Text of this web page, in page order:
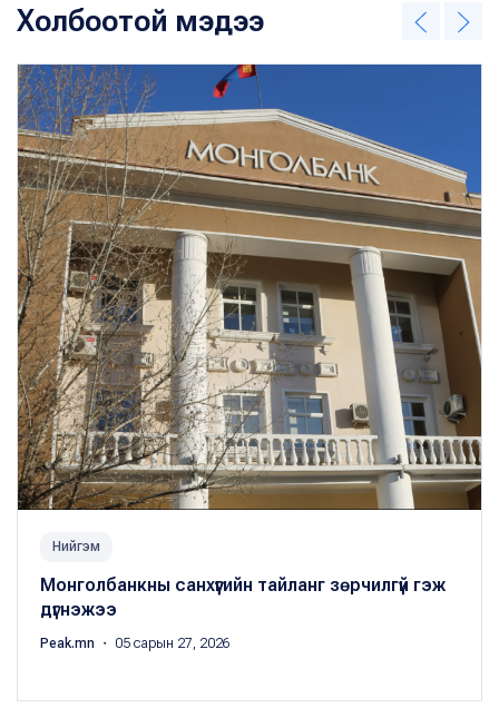
Холбоотой мэдээ
Нийгэм
Монголбанкны санхүүгийн тайланг зөрчилгүй гэж
дүгнэжээ
Peak.mn ・ 05 сарын 27, 2026